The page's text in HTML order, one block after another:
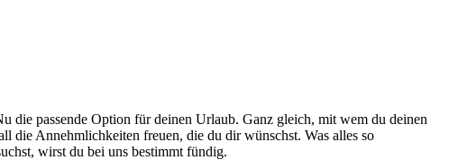
die passende Option für deinen Urlaub. Ganz gleich, mit wem du deinen
die Annehmlichkeiten freuen, die du dir wünschst. Was alles so
wirst du bei uns bestimmt fündig.